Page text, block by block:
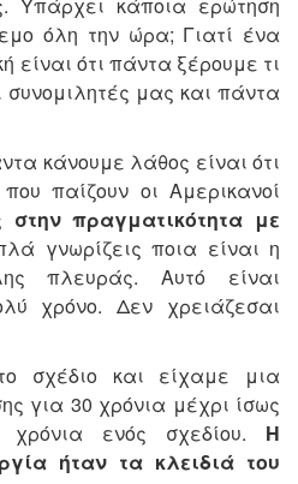
όλη την ώρα; Γιατί ένα
είναι ότι πάντα ξέρουμε τι
συνομιλητές μας και πάντα
κάνουμε λάθος είναι ότι
παίζουν οι Αμερικανοί
στην πραγματικότητα με
γνωρίζεις ποια είναι η
πλευράς. Αυτό είναι
χρόνο. Δεν χρειάζεσαι
σχέδιο και είχαμε μια
για 30 χρόνια μέχρι ίσως
ενός σχεδίου. Η
ήταν τα κλειδιά του